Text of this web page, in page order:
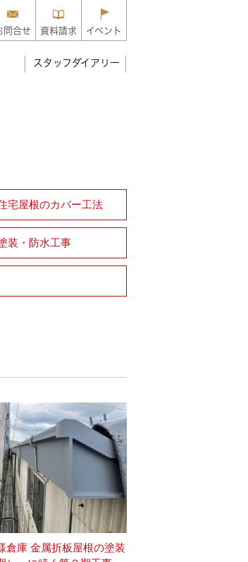
問合せ 資料請求 イベント
スタッフダイアリー
宅屋根のカバー工法
装・防水工事
倉庫 金属折板屋根の塗装